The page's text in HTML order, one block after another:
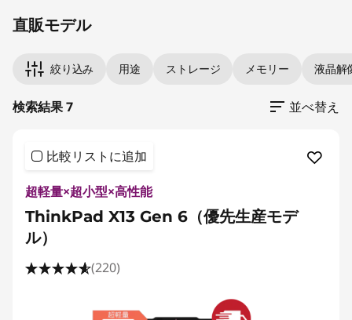
直販モデル
絞り込み 用途 ストレージ メモリー 液晶解
検索結果 7 並べ替え
比較リストに追加
超軽量×超小型×高性能
ThinkPad X13 Gen 6（優先生産モデ
ル）
(220)